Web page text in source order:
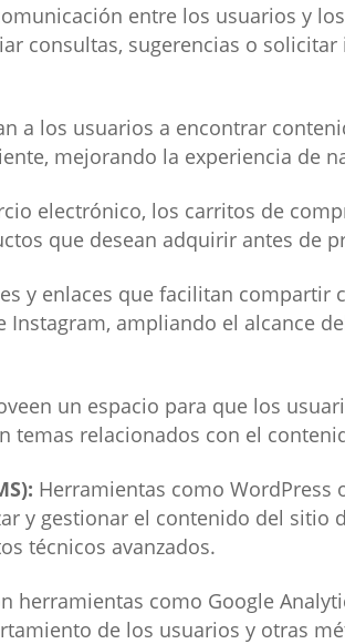
entre los usuarios y los
consultas, sugerencias o
a los usuarios a encontrar
mejorando la experiencia de
electrónico, los carritos de
que desean adquirir antes de
y enlaces que facilitan compartir
Instagram, ampliando el alcance
un espacio para que los
temas relacionados con el
Herramientas como WordPress
y gestionar el contenido del sitio
técnicos avanzados.
herramientas como Google
de los usuarios y otras